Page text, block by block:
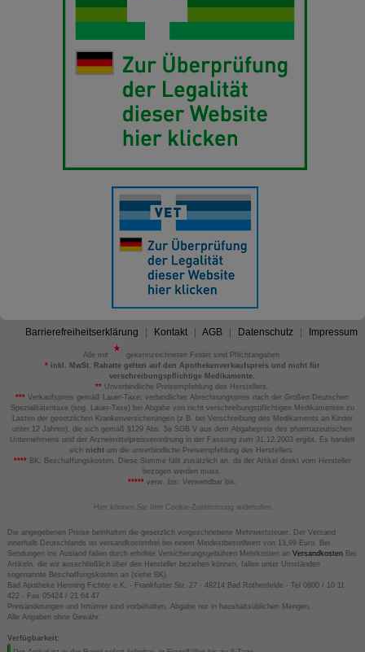
Barrierefreiheitserklärung Kontakt AGB Datenschutz Impressum
Alle mit
gekennzeichneten Felder sind Pflichtangaben.
*inkl. MwSt. Rabatte gelten auf den Apothekenverkaufspreis und nicht für
verschreibungspflichtige Medikamente.
** Unverbindliche Preisempfehlung des Herstellers.
*** Verkaufspreis gemäß Lauer-Taxe; verbindlicher Abrechnungspreis nach der Großen Deutschen
Spezialitätentaxe (sog. Lauer-Taxe) bei Abgabe von nicht verschreibungspflichtigen Medikamenten zu
Lasten der gesetzlichen Krankenversicherungen (z.B. bei Verschreibung des Medikaments an Kinder
unter 12 Jahren), die sich gemäß §129 Abs. 5a SGB V aus dem Abgabepreis des pharmazeutischen
Unternehmens und der Arzneimittelpreisverordnung in der Fassung zum 31.12.2003 ergibt. Es handelt
sich nicht um die unverbindliche Preisempfehlung des Herstellers.
****BK: Beschaffungskosten. Diese Summe fällt zusätzlich an, da der Artikel direkt vom Hersteller
bezogen werden muss.
*****verw. bis: Verwendbar bis.
Hier können Sie Ihre Cookie-Zustimmung widerrufen
Die angegebenen Preise beinhalten die gesetzlich vorgeschriebene Mehrwertsteuer. Der Versand
innerhalb Deutschlands ist versandkostenfrei bei einem Mindestbestellwert von 13,99 Euro. Bei
Sendungen ins Ausland fallen durch erhöhte Versicherungsgebühren Mehrkosten an VersandkostenBei
Artikeln, die wir ausschließlich über den Hersteller beziehen können, fallen unter Umständen
sogenannte Beschaffungskosten an (siehe BK).
Bad Apotheke Henning Fichter e.K. - Frankfurter Str. 27 - 49214 Bad Rothenfelde - Tel 0800 / 10 11
422 - Fax 05424 / 21 64 47
Preisänderungen und Irrtümer sind vorbehalten. Abgabe nur in haushaltsüblichen Mengen.
Alle Angaben ohne Gewähr.
Verfügbarkeit: